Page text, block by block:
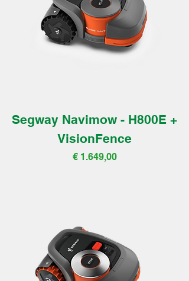
Segway Navimow - H800E +
VisionFence
Prijs
€ 1.649,00